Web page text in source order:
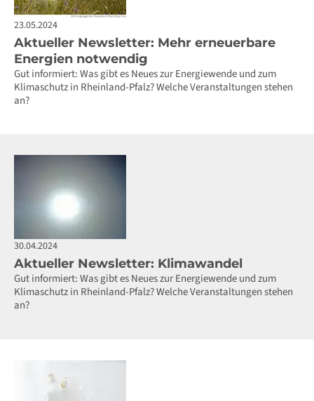
23.05.2024
Aktueller Newsletter: Mehr erneuerbare
Energien notwendig
Gut informiert: Was gibt es Neues zur Energiewende und zum
Klimaschutz in Rheinland-Pfalz? Welche Veranstaltungen stehen
an?
30.04.2024
Aktueller Newsletter: Klimawandel
Gut informiert: Was gibt es Neues zur Energiewende und zum
Klimaschutz in Rheinland-Pfalz? Welche Veranstaltungen stehen
an?